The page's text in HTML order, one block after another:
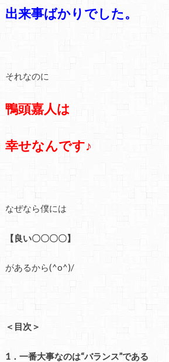
出来事ばかりでした。
それなのに
鴨頭嘉人は
幸せなんです♪
なぜなら僕には
【良い〇〇〇〇】
があるから(^o^)/
＜目次＞
1．一番大事なのは“バランス”である